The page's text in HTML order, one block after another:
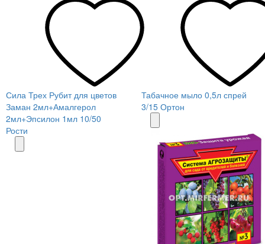
Сила Трех Рубит для цветов
Заман 2мл+Амалгерол
2мл+Эпсилон 1мл 10/50
Рости
Табачное мыло 0,5л спрей
3/15 Ортон